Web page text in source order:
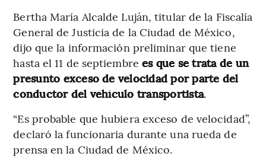
Bertha María Alcalde Luján, titular de la Fiscalía
General de Justicia de la Ciudad de México,
dijo que la información preliminar que tiene
hasta el 11 de septiembre es que se trata de un
presunto exceso de velocidad por parte del
conductor del vehículo transportista.
“Es probable que hubiera exceso de velocidad”,
declaró la funcionaria durante una rueda de
prensa en la Ciudad de México.